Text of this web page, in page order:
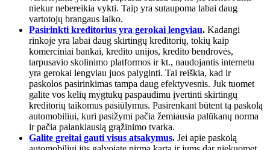
niekur nebereikia vykti. Taip yra sutaupoma labai daug
vartotojų brangaus laiko.
Pasirinkti kreditorius yra gerokai lengviau. Kadangi
rinkoje yra labai daug skirtingų kreditorių, tokių kaip
komerciniai bankai, kredito unijos, kredito bendrovės,
tarpusavio skolinimo platformos ir kt., naudojantis internetu
yra gerokai lengviau juos palyginti. Tai reiškia, kad ir
paskolos pasirinkimas tampa daug efektyvesnis. Juk tuomet
galite vos kelių mygtukų paspaudimu įvertinti skirtingų
kreditorių taikomus pasiūlymus. Pasirenkant būtent tą paskolą
automobiliui, kuri pasižymi pačia žemiausia palūkanų norma
ir pačia palankiausią grąžinimo tvarka.
Galite greitai gauti visus atsakymus. Jei apie paskolą